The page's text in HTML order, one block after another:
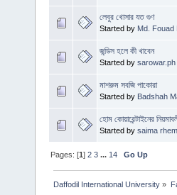
লেবুর খোসার যত গুণ
Started by Md. Fouad
জন্ডিস হলে কী খাবেন
Started by sarowar.ph
মাশরুম সবজি পাকোরা
Started by Badshah
হোম কোয়ারেন্টাইনের
Started by saima
Pages: [1]2 3 ... 14 Go Up
Daffodil International University »